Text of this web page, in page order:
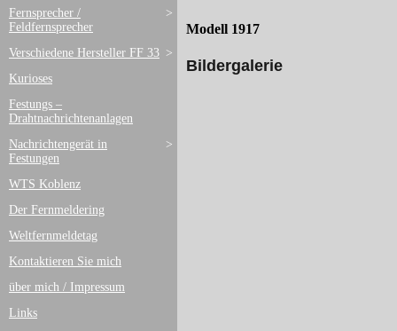
>
Fernsprecher /
Feldfernsprecher
>
Verschiedene Hersteller FF 33
Kurioses
Festungs –
Drahtnachrichtenanlagen
>
Nachrichtengerät in
Festungen
WTS Koblenz
Der Fernmeldering
Weltfernmeldetag
Kontaktieren Sie mich
über mich / Impressum
Links
Modell 1917
Bildergalerie